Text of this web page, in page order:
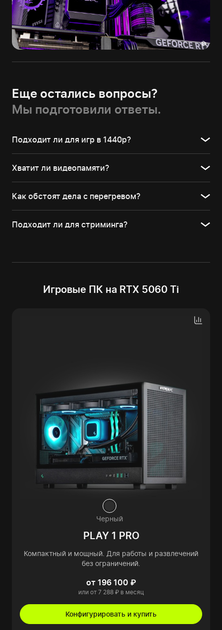
Еще остались вопросы?
Мы подготовили ответы.
Подходит ли для игр в 1440p?
Хватит ли видеопамяти?
Как обстоят дела с перегревом?
Подходит ли для стриминга?
Игровые ПК на RTX 5060 Ti
Черный
PLAY 1 PRO
Компактный и мощный. Для работы и развлечений
без ограничений.
от 196 100 ₽
или от 7 288 ₽ в месяц
Конфигурировать и купить